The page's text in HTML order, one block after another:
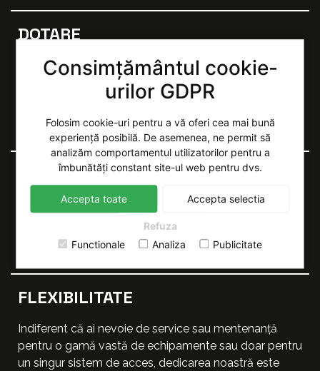
DOTARE
Suntem pregătiți cu mașini complet utilate și avem
mereu în stoc piese de schimb. Astfel, de multe ori e
necesară o singură deplasare pentru remedierea
problemei.
RAPIDITATE
Mulțumită multiplelor centre zonale pe care le avem
în România și a disponibilității noastre 24/7, putem
interveni în regim de urgență oriunde e nevoie.
FLEXIBILITATE
Indiferent că ai nevoie de service sau mentenanță
pentru o gamă vastă de echipamente sau doar pentru
un singur sistem de acces, dedicarea noastră este
Consimțământul cookie-
urilor GDPR
Folosim cookie-uri pentru a vă oferi cea mai bună
experiență posibilă. De asemenea, ne permit să
analizăm comportamentul utilizatorilor pentru a
îmbunătăți constant site-ul web pentru dvs.
Accepta toate Accepta selectia
Refuza
Functionale
Analiza Publicitate